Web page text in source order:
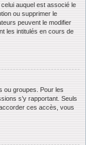
auquel est associé le
ou supprimer le
peuvent le modifier
les intitulés en cours de
ou groupes. Pour les
s’y rapportant. Seuls
ces accès, vous